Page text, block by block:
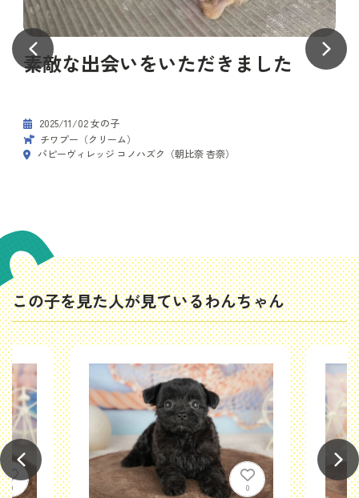
素敵な出会いをいただきました
2025/11/02 女の子
チワプー（クリーム）
パピーヴィレッジ コノハズク（朝比奈 杏奈）
この子を見た人が見ているわんちゃん
0 0